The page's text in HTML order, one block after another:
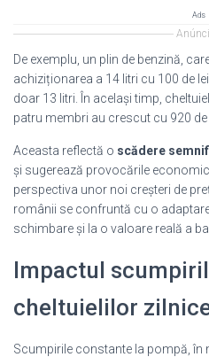
Ads
De exemplu, un plin de benzină,
achiziționarea a 14 litri cu 100 de
doar 13 litri. În același timp,
patru membri au crescut cu 920 de
Aceasta reflectă o scădere
și sugerează provocările
perspectiva unor noi creșteri de
românii se confruntă cu o
schimbare și la o valoare reală a
Impactul
cheltuielilor
Scumpirile constante la pompă, în